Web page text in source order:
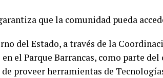
que la comunidad pueda
del Estado, a través de la
el Parque Barrancas, como parte
de proveer herramientas de